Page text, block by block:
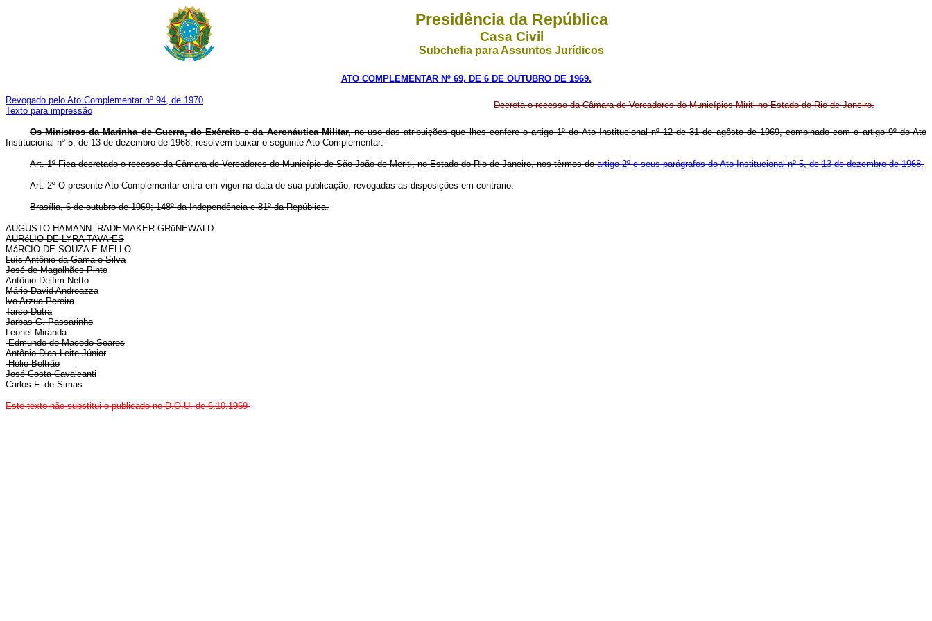
Presidência da República
Casa Civil
Subchefia para Assuntos Jurídicos
ATO COMPLEMENTAR Nº 69, DE 6 DE OUTUBRO DE 1969.
Revogado pelo Ato Complementar nº 94, de 1970
Texto para impressão
Decreta o recesso da Câmara de Vereadores do Municípios Miriti no Estado do Rio de Janeiro.
Os Ministros da Marinha de Guerra, do Exército e da Aeronáutica Militar,no uso das atribuições que lhes confere o artigo 1º do Ato Institucional nº 12 de 31 de agôsto de 1969, combinado com o artigo 9º do Ato
Institucional nº 5, de 13 de dezembro de 1968, resolvem baixar o se­guinte Ato Complementar:
Art. 1º Fica decretado o recesso da Câmara de Vereadores do Mu­nicípio de São João de Meriti, no Estado do Rio de Janeiro, nos têrmos doartigo 2º e seus parágrafos do Ato Institucional nº 5, de 13 de de­zembro de 1968.
Art. 2º O presente Ato Complementar entra em vigor na data de sua publicação, revogadas as disposições em contrário.
Brasília, 6 de outubro de 1969; 148º da Independência e 81º da República.
AUGUSTO HAMANN RADEMAKER GRüNEWALD
AURéLIO DE LYRA TAVArES
MáRCIO DE SOUZA E MELLO
Luís Antônio da Gama e Silva
José de Magalhães Pinto
Antônio Delfim Netto
Mário David Andreazza
lvo Arzua Pereira
Tarso Dutra
Jarbas G. Passarinho
Leonel Miranda
Edmundo de Macedo Soares
Antônio Dias Leite Júnior
Hélio Beltrão
José Costa Cavalcanti
Carlos F. de Simas
Este texto não substitui o publicado no D.O.U. de 6.10.1969